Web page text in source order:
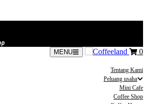
MENU 0
Tentang Kami
Peluang usaha
Mini Cafe
Coffee Shop